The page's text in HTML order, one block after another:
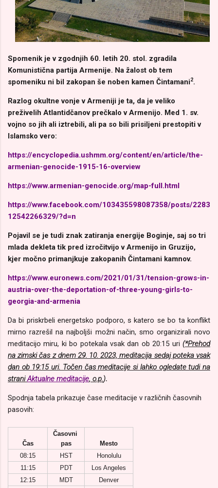
Spomenik je v zgodnjih 60. letih 20. stol. zgradila
Komunistična partija Armenije. Na žalost ob tem
spomeniku ni bil zakopan še noben kamen Čintamani2.
Razlog okultne vonje v Armeniji je ta, da je veliko
preživelih Atlantidčanov prečkalo v Armenijo. Med 1. sv.
vojno so jih ali iztrebili, ali pa so bili prisiljeni prestopiti v
Islamsko vero:
https://encyclopedia.ushmm.org/content/en/article/the-
armenian-genocide-1915-16-overview
https://www.armenian-genocide.org/map-full.html
https://www.facebook.com/103435598087358/posts/2283
12542266329/?d=n
Pojavil se je tudi znak zatiranja energije Boginje, saj so tri
mlada dekleta tik pred izročitvijo v Armenijo in Gruzijo,
kjer močno primanjkuje zakopanih Čintamani kamnov.
https://www.euronews.com/2021/01/31/tension-grows-in-
austria-over-the-deportation-of-three-young-girls-to-
georgia-and-armenia
Da bi priskrbeli energetsko podporo, s katero se bo ta konflikt
mirno razrešil na najboljši možni način, smo organizirali novo
meditacijo miru, ki bo potekala vsak dan ob 20:15 uri (*Prehod
na zimski čas z dnem 29. 10. 2023, meditacija sedaj poteka vsak
dan ob 19:15 uri. Točen čas meditacije si lahko ogledate tudi na
straniAktualne meditacije, o.p.).
Spodnja tabela prikazuje čase meditacije v različnih časovnih
pasovih:
Čas
Časovni
pas
Mesto
08:15
HST
Honolulu
11:15
PDT
Los Angeles
12:15
MDT Denver